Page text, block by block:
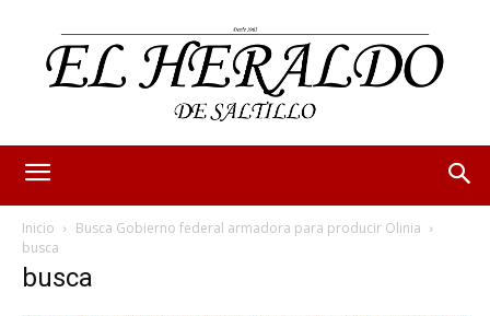
Inicio
Busca Gobierno federal armadora para producir Olinia
busca
busca